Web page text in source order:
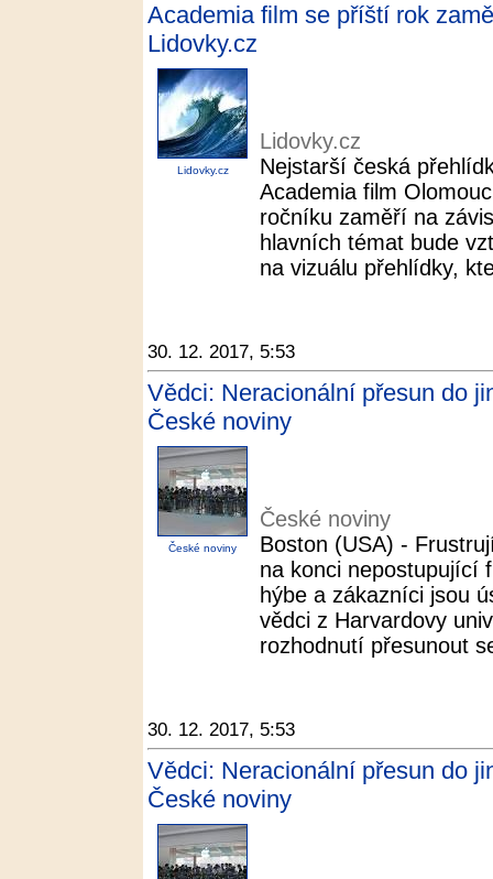
Academia film se příští rok
Lidovky.cz
Lidovky.cz
Lidovky.cz
Nejstarší česká
Academia film
ročníku zaměří na
hlavních témat bude
na vizuálu přehlídky,
30. 12. 2017, 5:53
Vědci: Neracionální přesun do
České noviny
České noviny
České noviny
Boston (USA) -
na konci nepostupující
hýbe a zákazníci jsou
vědci z Harvardovy
rozhodnutí přesunout
30. 12. 2017, 5:53
Vědci: Neracionální přesun do
České noviny